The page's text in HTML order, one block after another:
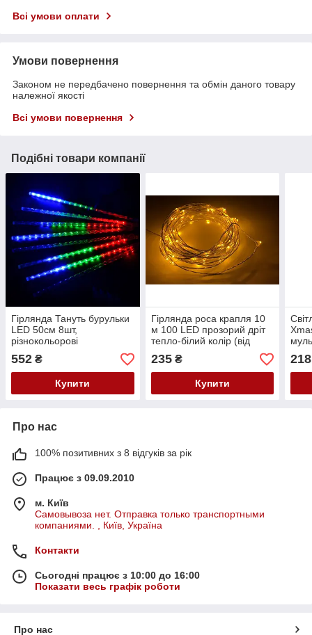
Всі умови оплати
Умови повернення
Законом не передбачено повернення та обмін даного товару
належної якості
Всі умови повернення
Подібні товари компанії
Гірлянда Тануть бурульки
LED 50см 8шт,
різнокольорові
552 ₴
Купити
Гірлянда роса крапля 10
м 100 LED прозорий дріт
тепло-білий колір (від
батаєйок+ юсб)
235₴
Купити
218
Про нас
100% позитивних з 8 відгуків за рік
Працює з 09.09.2010
м. Київ
Самовывоза нет. Отправка только транспортными
компаниями. , Київ, Україна
Контакти
Сьогодні працює з 10:00 до 16:00
Показати весь графік роботи
Про нас